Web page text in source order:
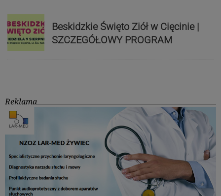
Beskidzkie Święto Ziół w Cięcinie |
SZCZEGÓŁOWY PROGRAM
Reklama